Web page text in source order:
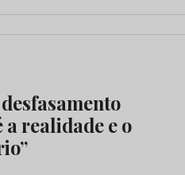
realidade e o